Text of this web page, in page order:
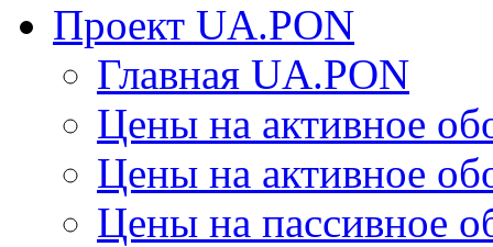
Проект UA.PON
Главная UA.PON
Цены на активное
Цены на активное
Цены на пассивное